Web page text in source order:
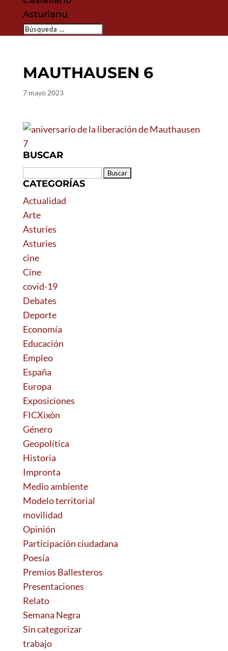
Asturianu
MAUTHAUSEN 6
7 mayo 2023
BUSCAR
Buscar:
CATEGORÍAS
Actualidad
Arte
Asturies
Asturies
cine
Cine
covid-19
Debates
Deporte
Economía
Educación
Empleo
España
Europa
Exposiciones
FICXixón
Género
Geopolítica
Historia
Impronta
Medio ambiente
Modelo territorial
movilidad
Opinión
Participación ciudadana
Poesía
Premios Ballesteros
Presentaciones
Relato
Semana Negra
Sin categorizar
trabajo